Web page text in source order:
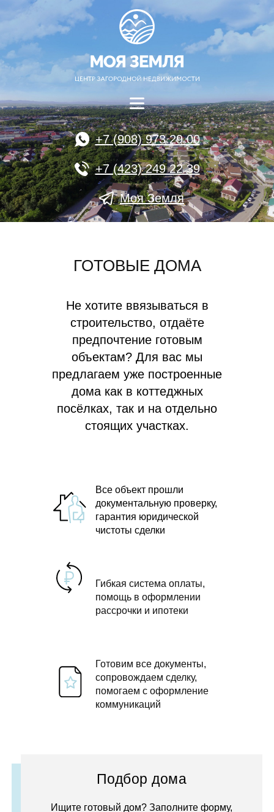
+7 (908) 973 29 00
+7 (423) 249 22 39
Моя Земля
ГОТОВЫЕ ДОМА
Не хотите ввязываться в
строительство, отдаёте
предпочтение готовым
объектам? Для вас мы
предлагаем уже построенные
дома как в коттеджных
посёлках, так и на отдельно
стоящих участках.
Все объект прошли
документальную проверку,
гарантия юридической
чистоты сделки
Гибкая система оплаты,
помощь в оформлении
рассрочки и ипотеки
Готовим все документы,
сопровождаем сделку,
помогаем с оформление
коммуникаций
Подбор дома
Ищите готовый дом? Заполните форму,